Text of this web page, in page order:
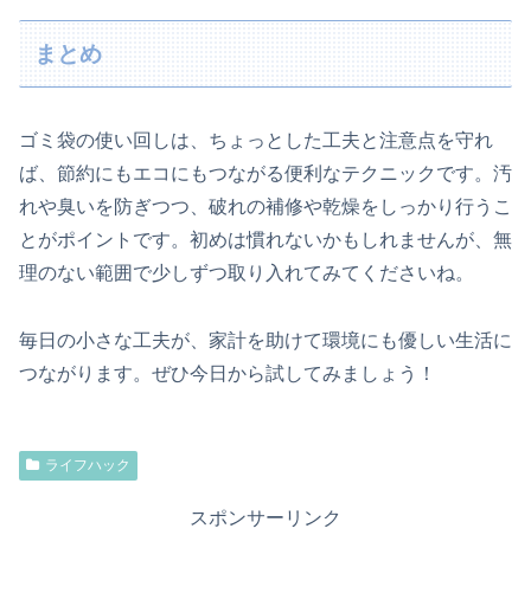
まとめ
ゴミ袋の使い回しは、ちょっとした工夫と注意点を守れ
ば、節約にもエコにもつながる便利なテクニックです。汚
れや臭いを防ぎつつ、破れの補修や乾燥をしっかり行うこ
とがポイントです。初めは慣れないかもしれませんが、無
理のない範囲で少しずつ取り入れてみてくださいね。
毎日の小さな工夫が、家計を助けて環境にも優しい生活に
つながります。ぜひ今日から試してみましょう！
ライフハック
スポンサーリンク